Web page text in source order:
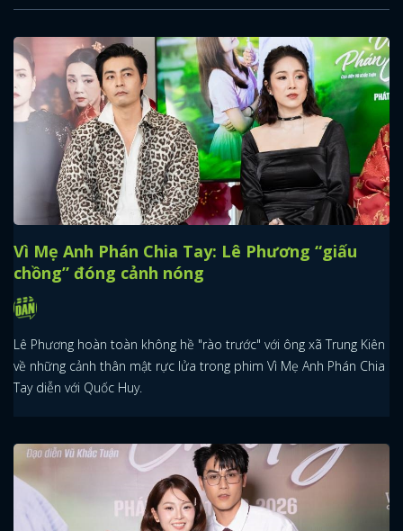
Vì Mẹ Anh Phán Chia Tay: Lê Phương “giấu
chồng” đóng cảnh nóng
Lê Phương hoàn toàn không hề "rào trước" với ông xã Trung Kiên
về những cảnh thân mật rực lửa trong phim Vì Mẹ Anh Phán Chia
Tay diễn với Quốc Huy.